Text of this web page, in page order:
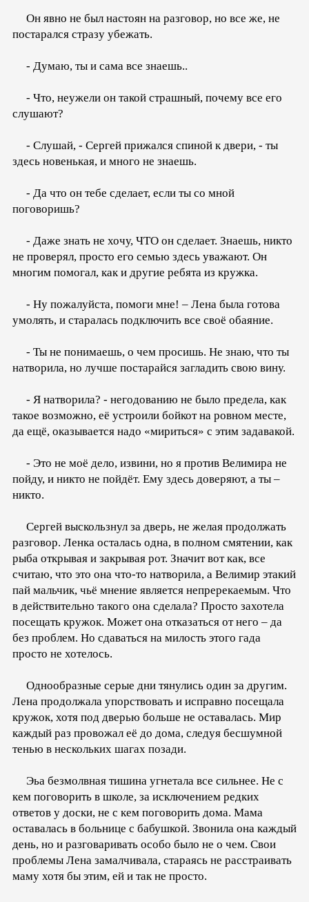
Он явно не был настоян на разговор, но все же, не
постарался стразу убежать.
- Думаю, ты и сама все знаешь..
- Что, неужели он такой страшный, почему все его
слушают?
- Слушай, - Сергей прижался спиной к двери, - ты
здесь новенькая, и много не знаешь.
- Да что он тебе сделает, если ты со мной
поговоришь?
- Даже знать не хочу, ЧТО он сделает. Знаешь, никто
не проверял, просто его семью здесь уважают. Он
многим помогал, как и другие ребята из кружка.
- Ну пожалуйста, помоги мне! – Лена была готова
умолять, и старалась подключить все своё обаяние.
- Ты не понимаешь, о чем просишь. Не знаю, что ты
натворила, но лучше постарайся загладить свою вину.
- Я натворила? - негодованию не было предела, как
такое возможно, её устроили бойкот на ровном месте,
да ещё, оказывается надо «мириться» с этим задавакой.
- Это не моё дело, извини, но я против Велимира не
пойду, и никто не пойдёт. Ему здесь доверяют, а ты –
никто.
Сергей выскользнул за дверь, не желая продолжать
разговор. Ленка осталась одна, в полном смятении, как
рыба открывая и закрывая рот. Значит вот как, все
считаю, что это она что-то натворила, а Велимир этакий
пай мальчик, чьё мнение является непререкаемым. Что
в действительно такого она сделала? Просто захотела
посещать кружок. Может она отказаться от него – да
без проблем. Но сдаваться на милость этого гада
просто не хотелось.
Однообразные серые дни тянулись один за другим.
Лена продолжала упорствовать и исправно посещала
кружок, хотя под дверью больше не оставалась. Мир
каждый раз провожал её до дома, следуя бесшумной
тенью в нескольких шагах позади.
Эьа безмолвная тишина угнетала все сильнее. Не с
кем поговорить в школе, за исключением редких
ответов у доски, не с кем поговорить дома. Мама
оставалась в больнице с бабушкой. Звонила она каждый
день, но и разговаривать особо было не о чем. Свои
проблемы Лена замалчивала, стараясь не расстраивать
маму хотя бы этим, ей и так не просто.